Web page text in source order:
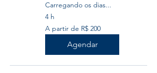
Carregando os dias...
4 h
A
partir
de
A partir de R$ 200
Agendar